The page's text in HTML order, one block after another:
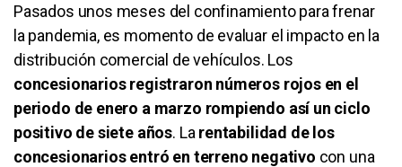
Pasados unos meses del confinamiento para frenar
la pandemia, es momento de evaluar el impacto en la
distribución comercial de vehículos. Los
concesionarios registraron números rojos en el
periodo de enero a marzo rompiendo así un ciclo
positivo de siete años. La rentabilidad de los
concesionarios entró en terreno negativo con una